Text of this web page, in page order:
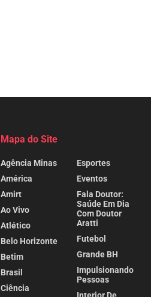
Mapa do Site
Agência Minas
América
Amirt
Ao Vivo
Atlético
Belo Horizonte
Betim
Brasil
Ciência
Esportes
Eventos
Fala Doutor:
Saúde Em Dia
Com Doutor
Aratti
Futebol
Grande BH
Impulsionando
Pessoas